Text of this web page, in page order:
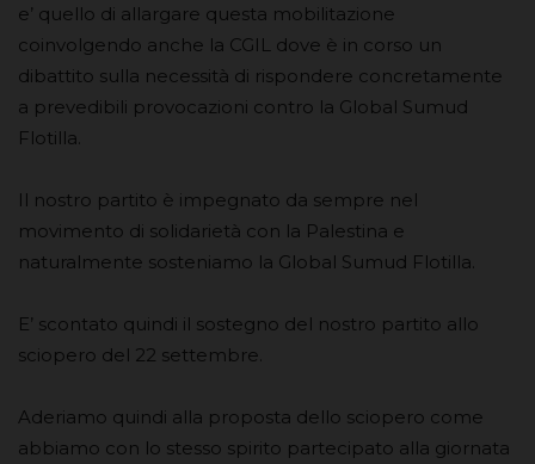
e’ quello di allargare questa mobilitazione
coinvolgendo anche la CGIL dove è in corso un
dibattito sulla necessità di rispondere concretamente
a prevedibili provocazioni contro la Global Sumud
Flotilla.
Il nostro partito è impegnato da sempre nel
movimento di solidarietà con la Palestina e
naturalmente sosteniamo la Global Sumud Flotilla.
E’ scontato quindi il sostegno del nostro partito allo
sciopero del 22 settembre.
Aderiamo quindi alla proposta dello sciopero come
abbiamo con lo stesso spirito partecipato alla giornata